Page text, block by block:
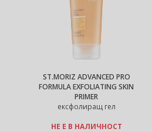
ST.MORIZ ADVANCED PRO
FORMULA EXFOLIATING SKIN
PRIMER
ексфолиращ гел
НЕ Е В НАЛИЧНОСТ